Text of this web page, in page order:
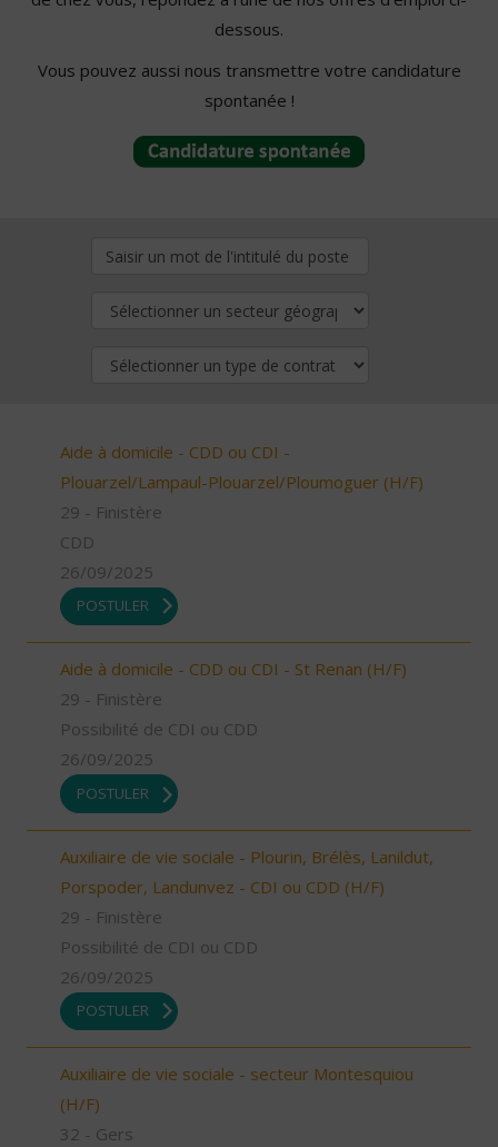
dessous.
Vous pouvez aussi nous transmettre votre candidature
spontanée !
Aide à domicile - CDD ou CDI -
Plouarzel/Lampaul-Plouarzel/Ploumoguer (H/F)
29 - Finistère
CDD
26/09/2025
POSTULER
Aide à domicile - CDD ou CDI - St Renan (H/F)
29 - Finistère
Possibilité de CDI ou CDD
26/09/2025
POSTULER
Auxiliaire de vie sociale - Plourin, Brélès, Lanildut,
Porspoder, Landunvez - CDI ou CDD (H/F)
29 - Finistère
Possibilité de CDI ou CDD
26/09/2025
POSTULER
Auxiliaire de vie sociale - secteur Montesquiou
(H/F)
32 - Gers